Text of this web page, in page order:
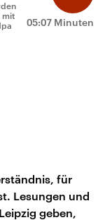
05:07 Minuten
mit
für
Lesungen und
geben,